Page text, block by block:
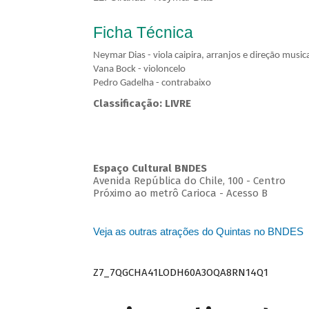
Ficha Técnica
Neymar Dias - viola caipira, arranjos e direção
Vana Bock - violoncelo
Pedro Gadelha - contrabaixo
Classificação: LIVRE
Espaço Cultural BNDES
Avenida República do Chile, 100 - Centro
Próximo ao metrô Carioca - Acesso B
Veja as outras atrações do Quintas no BNDES
Z7_7QGCHA41LODH60A3OQA8RN14Q1